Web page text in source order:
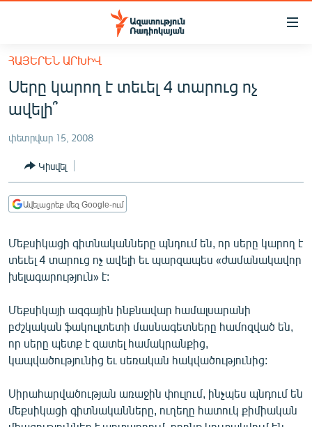
Մատչելիության
հիմնական
բովանդակությանը
Անցնել
հիմնական
մենյուին
ՀԱՅԱՍՏԱՆ
ՔԱՂԱՔԱԿԱՆ
ԸՆՏՐՈՒԹՅՈՒՆՆԵՐ 2026
ԻՐԱՎՈՒՆՔ
ՀԱՍԱՐԱԿՈՒԹՅՈՒՆ
ՂԱՐԱԲԱՂ
ՊԱՏԵՐԱԶՄԻ 6 ՇԱԲԱԹՆԵՐԸ
ՄԻՋԱԶԳԱՅԻՆ
ՄՇԱԿՈՒՅԹ
ՄԵԿՆԱԲԱՆՈՒԹՅՈՒՆ
ՏՏ ԵՒ ԻՆՏԵՐՆԵՏ
ՀԱՅԵՐԵՆ ԱՐԽԻՎ
Սերը կարող է տեւել 4 տարուց ոչ
ավելի՞
փետրվար 15, 2008
Կիսվել
Ավելացրեք մեզ Google-ում
Մեքսիկացի գիտնականները պնդում են, որ սերը կարող է
տեւել 4 տարուց ոչ ավելի եւ պարզապես «ժամանակավոր
խելագարություն» է:
Մեքսիկայի ազգային ինքնավար համալսարանի
բժշկական ֆակուլտետի մասնագետները համոզված են,
որ սերը պետք է զատել համակրանքից,
կապվածությունից եւ սեռական հակվածությունից:
Սիրահարվածության առաջին փուլում, ինչպես պնդում են
մեքսիկացի գիտնականները, ուղեղը հատուկ քիմիական